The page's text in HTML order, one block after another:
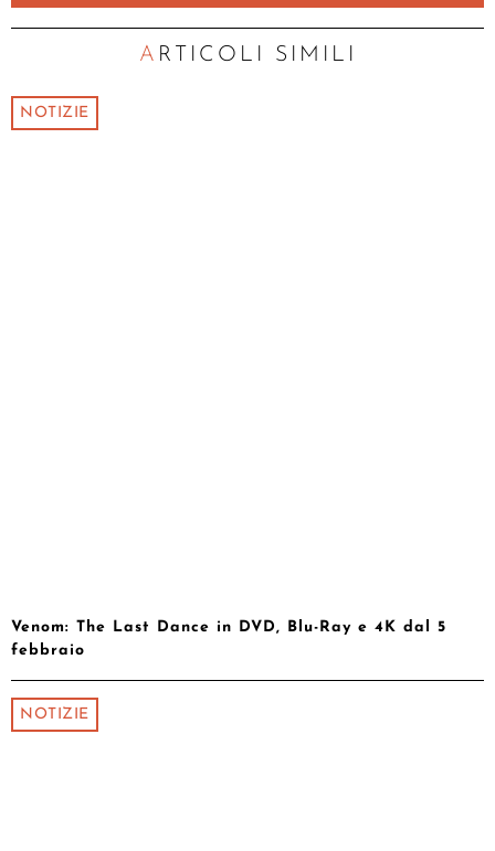
ARTICOLI SIMILI
NOTIZIE
Venom: The Last Dance in DVD, Blu-Ray e 4K dal 5
febbraio
NOTIZIE